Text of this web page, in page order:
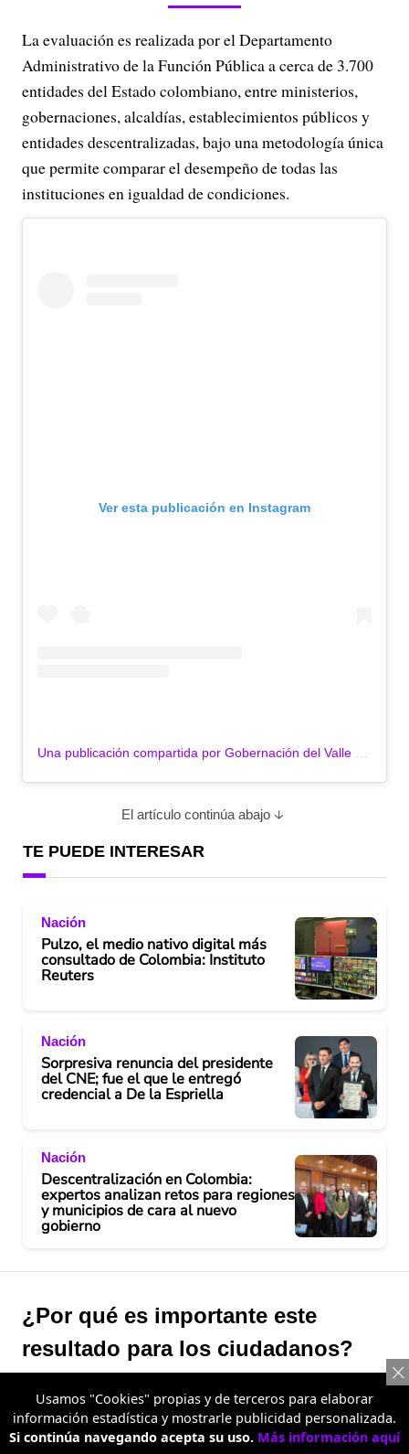
La evaluación es realizada por el Departamento
Administrativo de la Función Pública a cerca de 3.700
entidades del Estado colombiano, entre ministerios,
gobernaciones, alcaldías, establecimientos públicos y
entidades descentralizadas, bajo una metodología única
que permite comparar el desempeño de todas las
instituciones en igualdad de condiciones.
Ver esta publicación en Instagram
El artículo continúa abajo
TE PUEDE INTERESAR
Nación
Pulzo, el medio nativo digital más
consultado de Colombia: Instituto
Reuters
Nación
Sorpresiva renuncia del presidente
del CNE; fue el que le entregó
credencial a De la Espriella
Nación
Descentralización en Colombia:
expertos analizan retos para regiones
y municipios de cara al nuevo
gobierno
¿Por qué es importante este
resultado para los ciudadanos?
La respuesta está en la capacidad del Estado para
responder de manera más eficiente a las necesidades de
la población.
Usamos "Cookies" propias y de terceros para elaborar
información estadística y mostrarle publicidad personalizada.
Si continúa navegando acepta su uso. Más información aquí